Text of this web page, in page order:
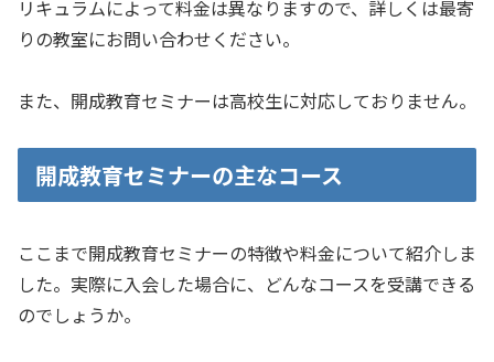
リキュラムによって料金は異なりますので、詳しくは最寄
りの教室にお問い合わせください。
また、開成教育セミナーは高校生に対応しておりません。
開成教育セミナーの主なコース
ここまで開成教育セミナーの特徴や料金について紹介しま
した。実際に入会した場合に、どんなコースを受講できる
のでしょうか。